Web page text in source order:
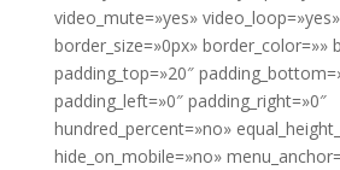
video_mute=»yes»
border_size=»0px» border_color=»»
padding_top=»20″
padding_left=»0″ padding_right=»0″
hundred_percent=»no»
hide_on_mobile=»no»